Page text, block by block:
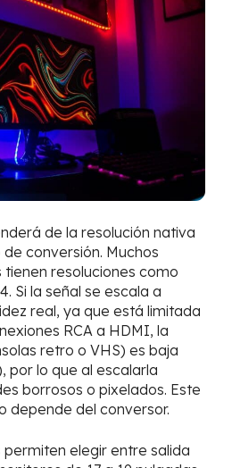
de la resolución nativa
conversión. Muchos
tienen resoluciones como
Si la señal se escala a
real, ya que está limitada
RCA a HDMI, la
retro o VHS) es baja
por lo que al escalarla
borrosos o pixelados. Este
depende del conversor.
elegir entre salida